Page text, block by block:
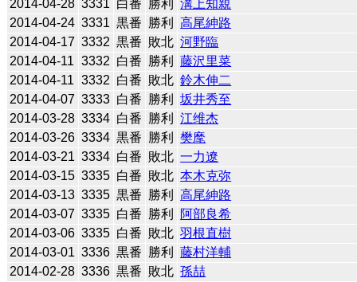
2014-04-28 3331 白番 勝利
溝上知親
2014-04-24 3331 黒番 勝利
高尾紳路
2014-04-17 3332 黒番 敗北 河野臨
2014-04-11 3332 白番 勝利
藤沢里菜
2014-04-11 3332 白番 敗北 鈴木伸二
2014-04-07 3333 白番 勝利
坂井秀至
2014-03-28 3334 白番 勝利
江维杰
2014-03-26 3334 黒番 勝利
樊麾
2014-03-21 3334 白番 敗北 一力遼
2014-03-15 3335 白番 敗北 本木克弥
2014-03-13 3335 黒番 勝利
高尾紳路
2014-03-07 3335 白番 勝利
阿部良希
2014-03-06 3335 白番 敗北 羽根直樹
2014-03-01 3336 黒番 勝利
藤村洋輔
2014-02-28 3336 黒番 敗北 孫喆